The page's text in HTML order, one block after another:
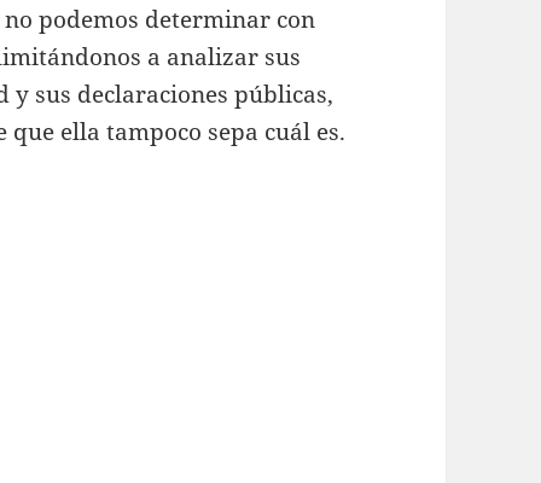
podemos determinar con
a analizar sus
sus declaraciones públicas,
ella tampoco sepa cuál es.